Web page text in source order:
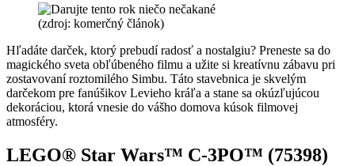
(zdroj: komerčný článok)
Hľadáte darček, ktorý prebudí radosť a nostalgiu? Preneste sa do
magického sveta obľúbeného filmu a užite si kreatívnu zábavu pri
zostavovaní roztomilého Simbu. Táto stavebnica je skvelým
darčekom pre fanúšikov Levieho kráľa a stane sa okúzľujúcou
dekoráciou, ktorá vnesie do vášho domova kúsok filmovej
atmosféry.
LEGO® Star Wars™ C-3PO™ (75398)